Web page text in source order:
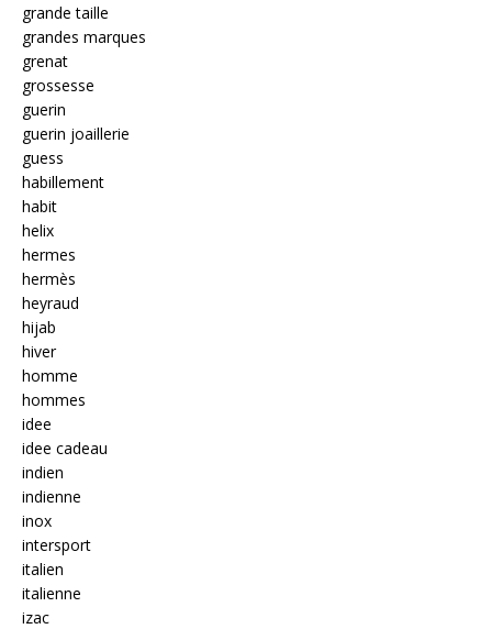
grande taille
grandes marques
grenat
grossesse
guerin
guerin joaillerie
guess
habillement
habit
helix
hermes
hermès
heyraud
hijab
hiver
homme
hommes
idee
idee cadeau
indien
indienne
inox
intersport
italien
italienne
izac